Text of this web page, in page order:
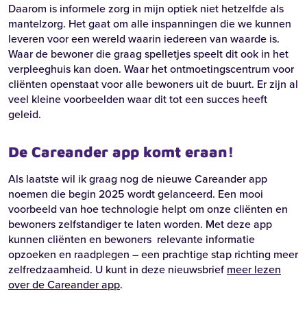
Daarom is informele zorg in mijn optiek niet hetzelfde als
mantelzorg. Het gaat om alle inspanningen die we kunnen
leveren voor een wereld waarin iedereen van waarde is.
Waar de bewoner die graag spelletjes speelt dit ook in het
verpleeghuis kan doen. Waar het ontmoetingscentrum voor
cliënten openstaat voor alle bewoners uit de buurt. Er zijn al
veel kleine voorbeelden waar dit tot een succes heeft
geleid.
De Careander app komt eraan!
Als laatste wil ik graag nog de nieuwe Careander app
noemen die begin 2025 wordt gelanceerd. Een mooi
voorbeeld van hoe technologie helpt om onze cliënten en
bewoners zelfstandiger te laten worden. Met deze app
kunnen cliënten en bewoners relevante informatie
opzoeken en raadplegen – een prachtige stap richting meer
zelfredzaamheid. U kunt in deze nieuwsbrief meer lezen
over de Careander app.